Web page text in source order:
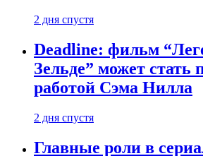
2 дня спустя
Deadline: фильм
Зельде” может стать
работой Сэма Нилла
2 дня спустя
Главные роли в